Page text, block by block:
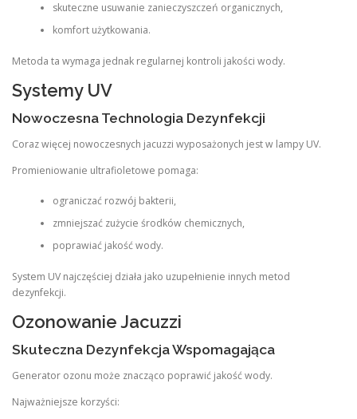
skuteczne usuwanie zanieczyszczeń organicznych,
komfort użytkowania.
Metoda ta wymaga jednak regularnej kontroli jakości wody.
Systemy UV
Nowoczesna Technologia Dezynfekcji
Coraz więcej nowoczesnych jacuzzi wyposażonych jest w lampy UV.
Promieniowanie ultrafioletowe pomaga:
ograniczać rozwój bakterii,
zmniejszać zużycie środków chemicznych,
poprawiać jakość wody.
System UV najczęściej działa jako uzupełnienie innych metod
dezynfekcji.
Ozonowanie Jacuzzi
Skuteczna Dezynfekcja Wspomagająca
Generator ozonu może znacząco poprawić jakość wody.
Najważniejsze korzyści: